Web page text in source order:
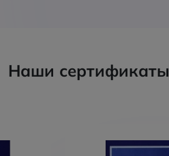
Наши сертификаты